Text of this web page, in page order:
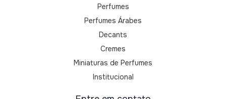
Perfumes
Perfumes Árabes
Decants
Cremes
Miniaturas de Perfumes
Institucional